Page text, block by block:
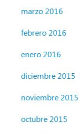
marzo 2016
febrero 2016
enero 2016
diciembre 2015
noviembre 2015
octubre 2015